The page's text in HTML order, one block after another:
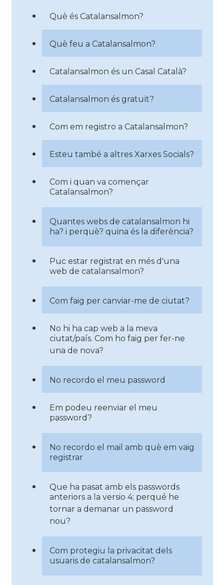
Què és Catalansalmon?
Què feu a Catalansalmon?
Catalansalmon és un Casal Català?
Catalansalmon és gratuït?
Com em registro a Catalansalmon?
Esteu també a altres Xarxes Socials?
Com i quan va començar
Catalansalmon?
Quantes webs de catalansalmon hi
ha? i perquè? quina és la diferència?
Puc estar registrat en més d'una
web de catalansalmon?
Com faig per canviar-me de ciutat?
No hi ha cap web a la meva
ciutat/país. Com ho faig per fer-ne
una de nova?
No recordo el meu password
Em podeu reenviar el meu
password?
No recordo el mail amb què em vaig
registrar
Que ha pasat amb els passwords
anteriors a la versio 4; perqué he
tornar a demanar un password
nou?
Com protegiu la privacitat dels
usuaris de catalansalmon?